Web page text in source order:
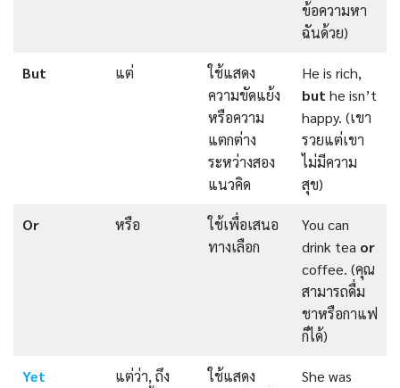
ข้อความหา
ฉันด้วย)
But แต่
ใช้แสดง
ความขัดแย้ง
หรือความ
แตกต่าง
ระหว่างสอง
แนวคิด
He is rich,
but he isn’t
happy. (เขา
รวยแต่เขา
ไม่มีความ
สุข)
Or หรือ
ใช้เพื่อเสนอ
ทางเลือก
You can
drink tea or
coffee. (คุณ
สามารถดื่ม
ชาหรือกาแฟ
ก็ได้)
Yet
แต่ว่า, ถึง
ใช้แสดง
She was